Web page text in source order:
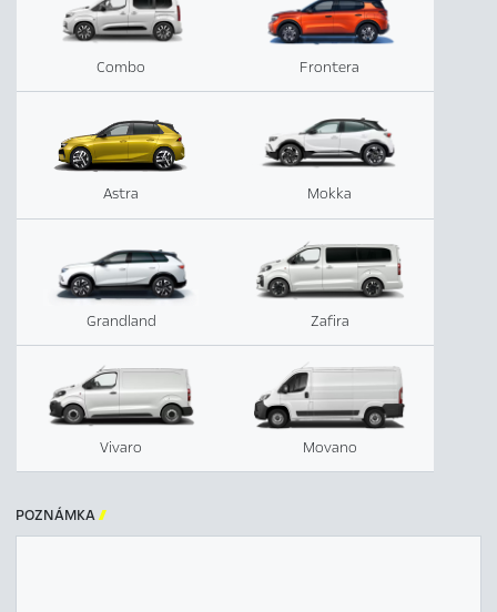
Combo Frontera
Astra Mokka
Grandland Zafira
Vivaro Movano
POZNÁMKA